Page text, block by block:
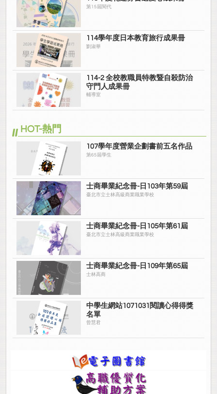
第15屆閱代
114學年度日本教育旅行成果冊
劉淑華
114-2 全校教職員特教暨自殺防治
守門人成果冊
輔導室
HOT-熱門
107學年度營業企劃書前五名作品
第65屆學生
士商畢業紀念冊-日103年第59屆
臺北市立士林高級商業職業學校
士商畢業紀念冊-日105年第61屆
臺北市立士林高級商業職業學校
士商畢業紀念冊-日109年第65屆
士林高商
中學生網站1071031閱讀心得得獎
名單
曾慧君